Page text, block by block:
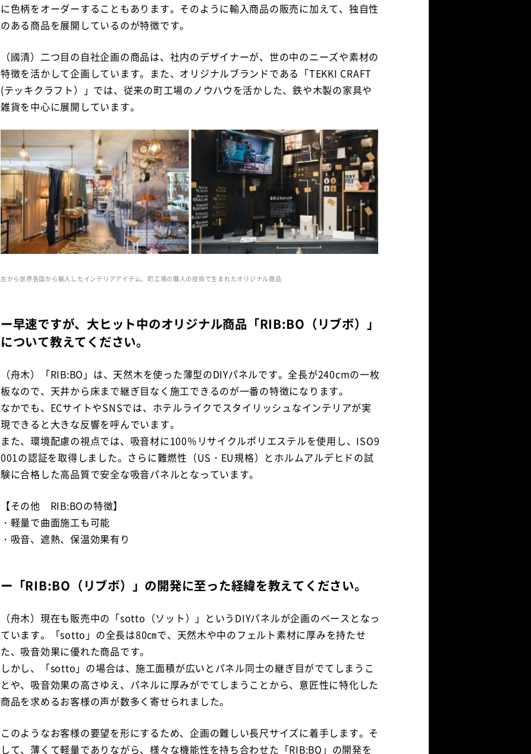
に色柄をオーダーすることもあります。そのように輸入商品の販売に加えて、独自性
のある商品を展開しているのが特徴です。
（國清）二つ目の自社企画の商品は、社内のデザイナーが、世の中のニーズや素材の
特徴を活かして企画しています。また、オリジナルブランドである「TEKKI CRAFT
(テッキクラフト）」では、従来の町工場のノウハウを活かした、鉄や木製の家具や
雑貨を中心に展開しています。
左から世界各国から輸入したインテリアアイテム、町工場の職人の技術で生まれたオリジナル商品
ー早速ですが、大ヒット中のオリジナル商品「RIB:BO（リブボ）」
について教えてください。
（舟木）「RIB:BO」は、天然木を使った薄型のDIYパネルです。全長が240cmの一枚
板なので、天井から床まで継ぎ目なく施工できるのが一番の特徴になります。
なかでも、ECサイトやSNSでは、ホテルライクでスタイリッシュなインテリアが実
現できると大きな反響を呼んでいます。
また、環境配慮の視点では、吸音材に100％リサイクルポリエステルを使用し、ISO9
001の認証を取得しました。さらに難燃性（US・EU規格）とホルムアルデヒドの試
験に合格した高品質で安全な吸音パネルとなっています。
【その他 RIB:BOの特徴】
・軽量で曲面施工も可能
・吸音、遮熱、保温効果有り
ー「RIB:BO（リブボ）」の開発に至った経緯を教えてください。
（舟木）現在も販売中の「sotto（ソット）」というDIYパネルが企画のベースとなっ
ています。「sotto」の全長は80㎝で、天然木や中のフェルト素材に厚みを持たせ
た、吸音効果に優れた商品です。
しかし、「sotto」の場合は、施工面積が広いとパネル同士の継ぎ目がでてしまうこ
とや、吸音効果の高さゆえ、パネルに厚みがでてしまうことから、意匠性に特化した
商品を求めるお客様の声が数多く寄せられました。
このようなお客様の要望を形にするため、企画の難しい長尺サイズに着手します。そ
して、薄くて軽量でありながら、様々な機能性を持ち合わせた「RIB:BO」の開発を